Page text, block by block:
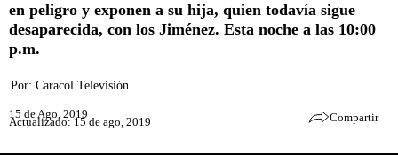
en peligro y exponen a su hija, quien todavía sigue
desaparecida, con los Jiménez. Esta noche a las 10:00
p.m.
Por: Caracol Televisión
15 de Ago, 2019
Actualizado: 15 de ago, 2019 Compartir